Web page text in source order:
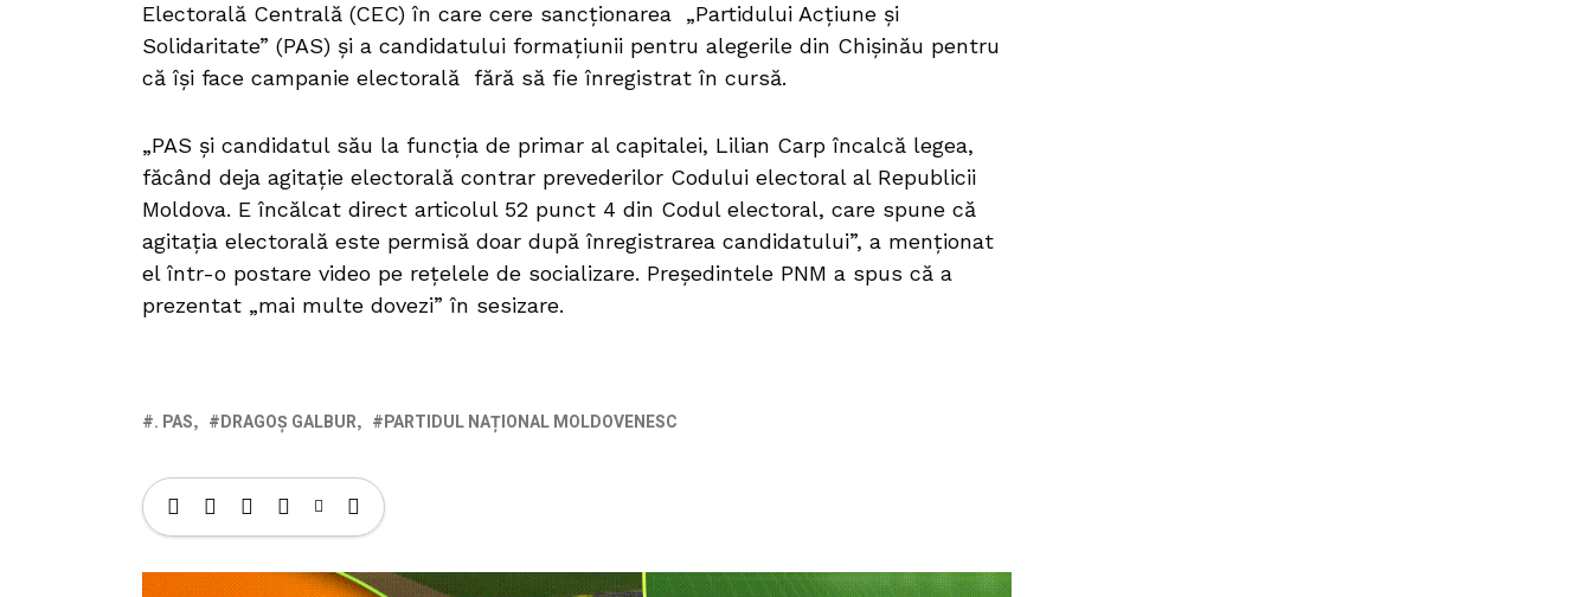
Electorală Centrală (CEC) în care cere sancționarea „Partidului Acțiune și
Solidaritate” (PAS) și a candidatului formațiunii pentru alegerile din Chișinău pentru
că își face campanie electorală fără să fie înregistrat în cursă.
„PAS și candidatul său la funcția de primar al capitalei, Lilian Carp încalcă legea,
făcând deja agitație electorală contrar prevederilor Codului electoral al Republicii
Moldova. E încălcat direct articolul 52 punct 4 din Codul electoral, care spune că
agitația electorală este permisă doar după înregistrarea candidatului”, a menționat
el într-o postare video pe rețelele de socializare. Președintele PNM a spus că a
prezentat „mai multe dovezi” în sesizare.
. PAS DRAGOȘ GALBUR PARTIDUL NAȚIONAL MOLDOVENESC